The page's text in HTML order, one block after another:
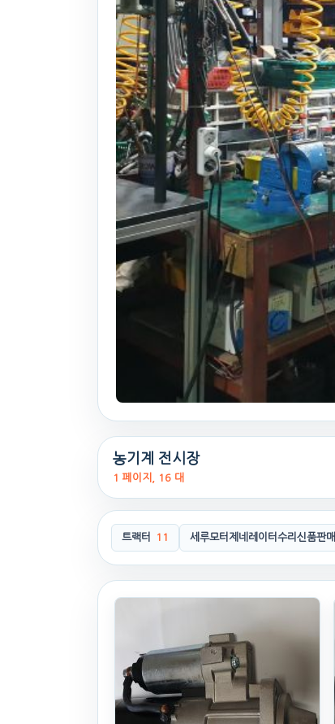
농기계 전시장
1 페이지, 16 대
트랙터 11 세루모터제네레이터수리신품판매